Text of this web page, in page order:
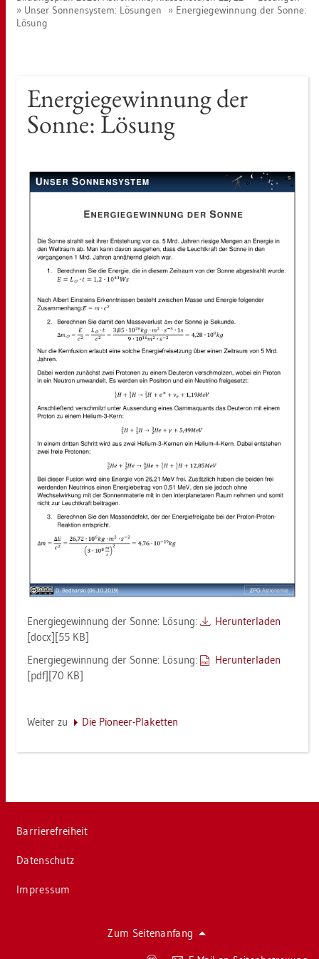
Unser Son­nen­sys­tem: Lö­sun­gen
En­er­gie­ge­win­nung der Sonne:
Lö­sung
En­er­gie­ge­win­nung der
Sonne: Lö­sung
En­er­gie­ge­win­nung der Sonne: Lö­sung:
Her­un­ter­la­den
[docx][55 KB]
En­er­gie­ge­win­nung der Sonne: Lö­sung:
Her­un­ter­la­den
[pdf][70 KB]
Wei­ter zu Die Pioneer-Pla­ket­ten
Bar­rie­re­frei­heit
Da­ten­schutz
Im­pres­sum
Zum Sei­ten­an­fang